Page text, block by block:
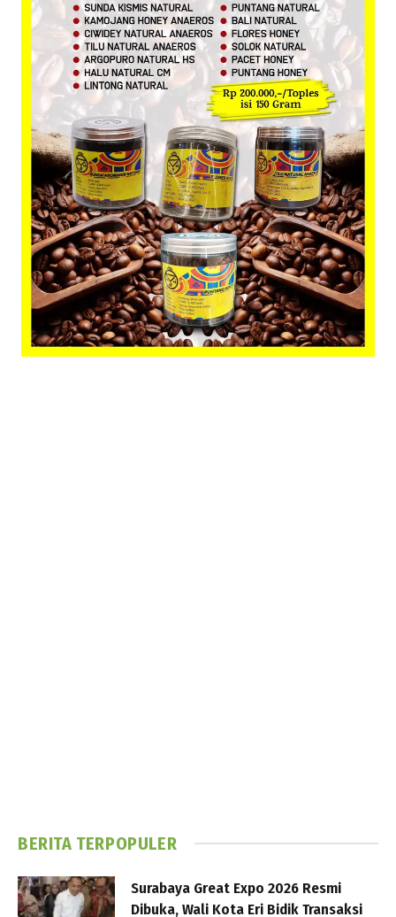
BERITA TERPOPULER
Surabaya Great Expo 2026 Resmi
Dibuka, Wali Kota Eri Bidik Transaksi